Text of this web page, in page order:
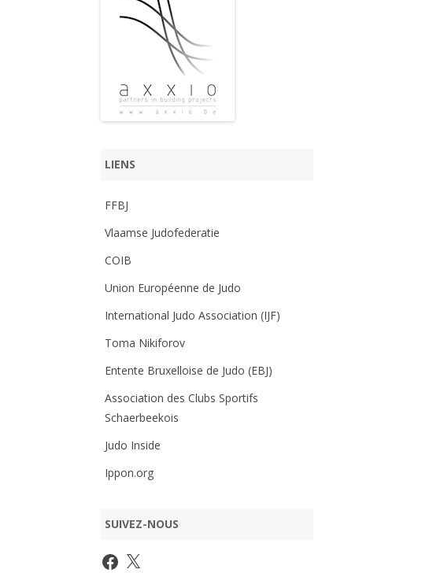
LIENS
FFBJ
Vlaamse Judofederatie
COIB
Union Européenne de Judo
International Judo Association (IJF)
Toma Nikiforov
Entente Bruxelloise de Judo (EBJ)
Association des Clubs Sportifs
Schaerbeekois
Judo Inside
Ippon.org
SUIVEZ-NOUS
Facebook
X